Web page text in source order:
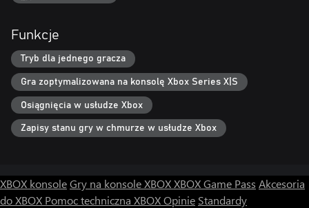
Funkcje
Tryb dla jednego gracza
Gra zoptymalizowana na konsolę Xbox Series X|S
Osiągnięcia w usłudze Xbox
Zapisy stanu gry w chmurze w usłudze Xbox
XBOX konsoleGry na konsole XBOXXBOX Game Pass Akcesoria
do XBOX Pomoc techniczna XBOXOpinie Standardy